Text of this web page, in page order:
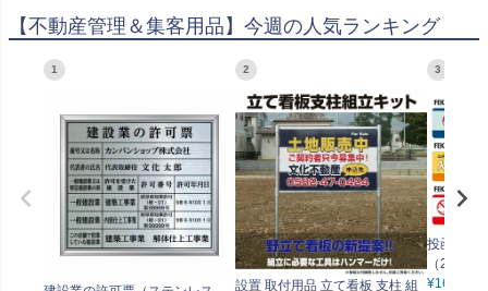
【不動産管理＆集客用品】今週の人気ランキング
1 2
設置 取付用品 立て看板 支柱 組
3
投函防止
（
しやすい
¥16,500